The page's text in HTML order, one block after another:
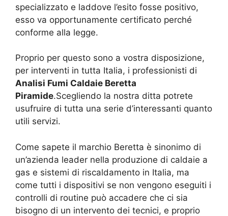
specializzato e laddove l’esito fosse positivo,
esso va opportunamente certificato perché
conforme alla legge.
Proprio per questo sono a vostra disposizione,
per interventi in tutta Italia, i professionisti di
Analisi Fumi Caldaie Beretta
Piramide.Scegliendo la nostra ditta potrete
usufruire di tutta una serie d’interessanti quanto
utili servizi.
Come sapete il marchio Beretta è sinonimo di
un’azienda leader nella produzione di caldaie a
gas e sistemi di riscaldamento in Italia, ma
come tutti i dispositivi se non vengono eseguiti i
controlli di routine può accadere che ci sia
bisogno di un intervento dei tecnici, e proprio